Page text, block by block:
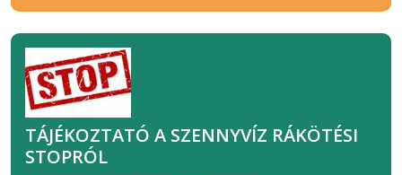
TÁJÉKOZTATÓ A SZENNYVÍZ RÁKÖTÉSI
STOPRÓL